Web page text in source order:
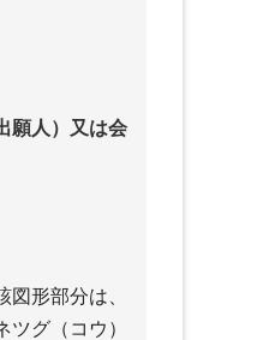
願人）又は会
図形部分は、
グ（コウ）